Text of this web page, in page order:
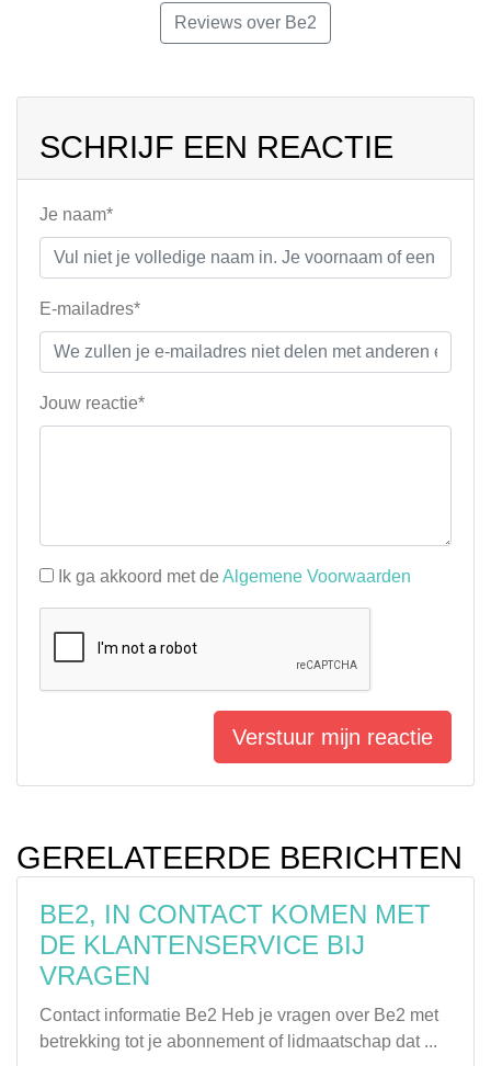
Reviews over Be2
SCHRIJF EEN REACTIE
Je naam*
E-mailadres*
Jouw reactie*
Ik ga akkoord met de Algemene Voorwaarden
Verstuur mijn reactie
GERELATEERDE BERICHTEN
BE2, IN CONTACT KOMEN MET
DE KLANTENSERVICE BIJ
VRAGEN
Contact informatie Be2 Heb je vragen over Be2 met
betrekking tot je abonnement of lidmaatschap dat ...